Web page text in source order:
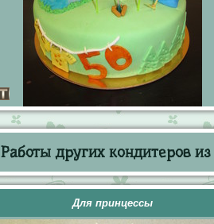
Работы других кондитеров
Для принцессы